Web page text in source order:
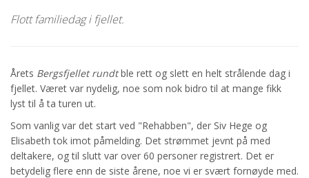
Flott familiedag i fjellet.
Årets Bergsfjellet rundtble rett og slett en helt strålende dag i
fjellet. Været var nydelig, noe som nok bidro til at mange fikk
lyst til å ta turen ut.
Som vanlig var det start ved "Rehabben", der Siv Hege og
Elisabeth tok imot påmelding. Det strømmet jevnt på med
deltakere, og til slutt var over 60 personer registrert. Det er
betydelig flere enn de siste årene, noe vi er svært fornøyde med.